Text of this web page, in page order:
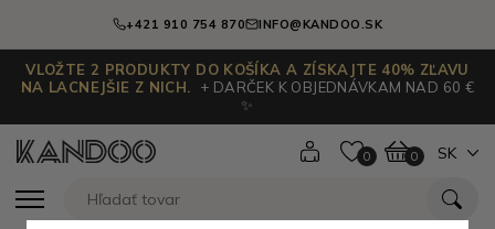
+421 910 754 870 INFO@KANDOO.SK
VLOŽTE 2 PRODUKTY DO KOŠÍKA A ZÍSKAJTE 40% ZĽAVU
NA LACNEJŠIE Z NICH.
+ DARČEK K OBJEDNÁVKAM NAD 60 €
✨
0 0 SK